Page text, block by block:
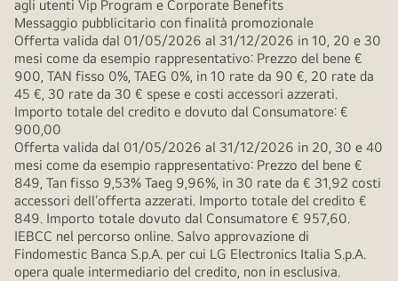
agli utenti Vip Program e Corporate Benefits
Messaggio pubblicitario con finalità promozionale
Offerta valida dal 01/05/2026 al 31/12/2026 in 10, 20 e 30
mesi come da esempio rappresentativo: Prezzo del bene €
900, TAN fisso 0%, TAEG 0%, in 10 rate da 90 €, 20 rate da
45 €, 30 rate da 30 € spese e costi accessori azzerati.
Importo totale del credito e dovuto dal Consumatore: €
900,00
Offerta valida dal 01/05/2026 al 31/12/2026 in 20, 30 e 40
mesi come da esempio rappresentativo: Prezzo del bene €
849, Tan fisso 9,53% Taeg 9,96%, in 30 rate da € 31,92 costi
accessori dell’offerta azzerati. Importo totale del credito €
849. Importo totale dovuto dal Consumatore € 957,60.
IEBCC nel percorso online. Salvo approvazione di
Findomestic Banca S.p.A. per cui LG Electronics Italia S.p.A.
opera quale intermediario del credito, non in esclusiva.